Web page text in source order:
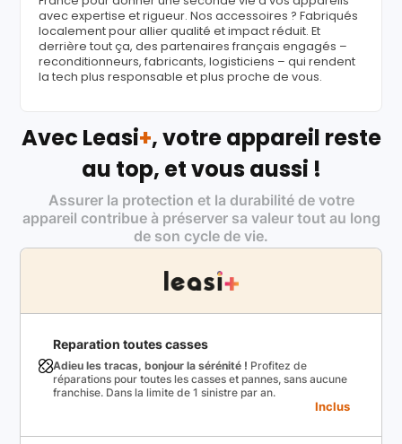
avec expertise et rigueur. Nos accessoires ? Fabriqués
localement pour allier qualité et impact réduit. Et
derrière tout ça, des partenaires français engagés –
reconditionneurs, fabricants, logisticiens – qui rendent
la tech plus responsable et plus proche de vous.
Avec Leasi+, votre appareil reste
au top, et vous aussi !
Assurer la protection et la durabilité de votre
appareil contribue à préserver sa valeur tout au long
de son cycle de vie.
Reparation toutes casses
Adieu les tracas, bonjour la sérénité ! Profitez de
réparations pour toutes les casses et pannes, sans aucune
franchise. Dans la limite de 1 sinistre par an.
Inclus